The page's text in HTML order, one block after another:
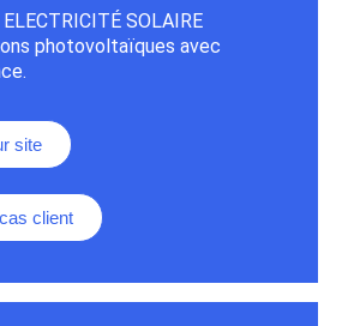
SOLAIRE
photovoltaïques avec
site
client